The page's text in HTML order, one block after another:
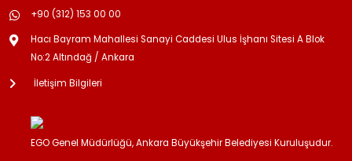
+90 (312) 153 00 00
Hacı Bayram Mahallesi Sanayi Caddesi Ulus İşhanı Sitesi A Blok
No:2 Altındağ / Ankara
İletişim Bilgileri
EGO Genel Müdürlüğü, Ankara Büyükşehir Belediyesi Kuruluşudur.